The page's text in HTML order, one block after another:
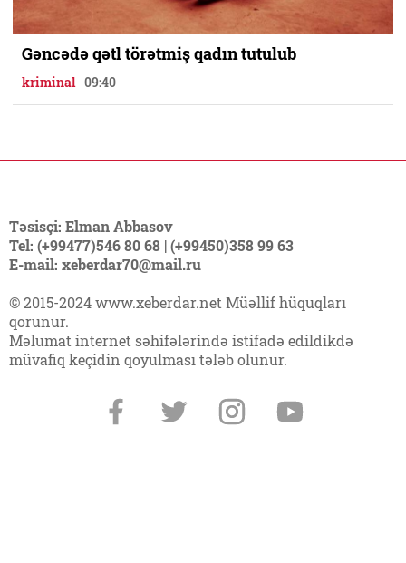
Gəncədə qətl törətmiş qadın tutulub
kriminal 09:40
Təsisçi: Elman Abbasov
Tel: (+99477)546 80 68 | (+99450)358 99 63
E-mail: xeberdar70@mail.ru
© 2015-2024 www.xeberdar.net Müəllif hüquqları
qorunur.
Məlumat internet səhifələrində istifadə edildikdə
müvafiq keçidin qoyulması tələb olunur.